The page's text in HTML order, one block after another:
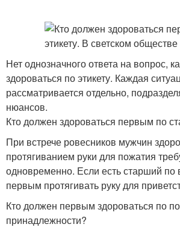
Нет однозначного ответа на вопрос,
здороваться по этикету. Каждая
рассматривается отдельно,
нюансов.
Кто должен здороваться первым по
При встрече ровесников мужчин
протягиванием руки для пожатия
одновременно. Если есть старший по
первым протягивать руку для
Кто должен первым здороваться по
принадлежности?